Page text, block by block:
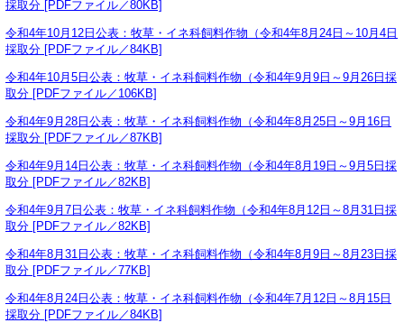
採取分 [PDFファイル／80KB]
令和4年10月12日公表：牧草・イネ科飼料作物（令和4年8月24日～10月4日
採取分 [PDFファイル／84KB]
令和4年10月5日公表：牧草・イネ科飼料作物（令和4年9月9日～9月26日採
取分 [PDFファイル／106KB]
令和4年9月28日公表：牧草・イネ科飼料作物（令和4年8月25日～9月16日
採取分 [PDFファイル／87KB]
令和4年9月14日公表：牧草・イネ科飼料作物（令和4年8月19日～9月5日採
取分 [PDFファイル／82KB]
令和4年9月7日公表：牧草・イネ科飼料作物（令和4年8月12日～8月31日採
取分 [PDFファイル／82KB]
令和4年8月31日公表：牧草・イネ科飼料作物（令和4年8月9日～8月23日採
取分 [PDFファイル／77KB]
令和4年8月24日公表：牧草・イネ科飼料作物（令和4年7月12日～8月15日
採取分 [PDFファイル／84KB]